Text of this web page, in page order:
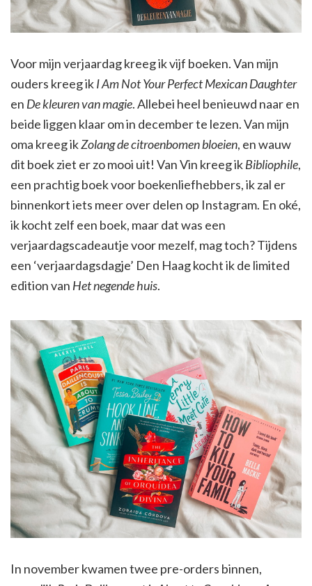
Voor mijn verjaardag kreeg ik vijf boeken. Van mijn
ouders kreeg ikI Am Not Your Perfect Mexican Daughter
en De kleuren van magie. Allebei heel benieuwd naar en
beide liggen klaar om in december te lezen. Van mijn
oma kreeg ikZolang de citroenbomen bloeien, en wauw
dit boek ziet er zo mooi uit! Van Vin kreeg ikBibliophile,
een prachtig boek voor boekenliefhebbers, ik zal er
binnenkort iets meer over delen op Instagram. En oké,
ik kocht zelf een boek, maar dat was een
verjaardagscadeautje voor mezelf, mag toch? Tijdens
een ‘verjaardagsdagje’ Den Haag kocht ik de limited
edition van Het negende huis.
In november kwamen twee pre-orders binnen,